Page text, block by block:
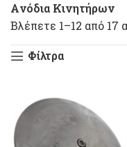
Aνόδια Κινητήρων
Βλέπετε 1–12 από 17
Φίλτρα